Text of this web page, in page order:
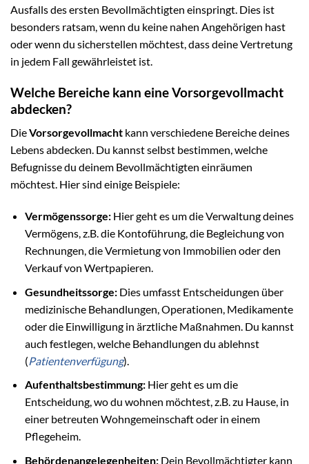
Ausfalls des ersten Bevollmächtigten einspringt. Dies ist
besonders ratsam, wenn du keine nahen Angehörigen hast
oder wenn du sicherstellen möchtest, dass deine Vertretung
in jedem Fall gewährleistet ist.
Welche Bereiche kann eine Vorsorgevollmacht
abdecken?
DieVorsorgevollmacht kann verschiedene Bereiche deines
Lebens abdecken. Du kannst selbst bestimmen, welche
Befugnisse du deinem Bevollmächtigten einräumen
möchtest. Hier sind einige Beispiele:
Vermögenssorge:Hier geht es um die Verwaltung deines
Vermögens, z.B. die Kontoführung, die Begleichung von
Rechnungen, die Vermietung von Immobilien oder den
Verkauf von Wertpapieren.
Gesundheitssorge:Dies umfasst Entscheidungen über
medizinische Behandlungen, Operationen, Medikamente
oder die Einwilligung in ärztliche Maßnahmen. Du kannst
auch festlegen, welche Behandlungen du ablehnst
(Patientenverfügung).
Aufenthaltsbestimmung:Hier geht es um die
Entscheidung, wo du wohnen möchtest, z.B. zu Hause, in
einer betreuten Wohngemeinschaft oder in einem
Pflegeheim.
Behördenangelegenheiten:Dein Bevollmächtigter kann